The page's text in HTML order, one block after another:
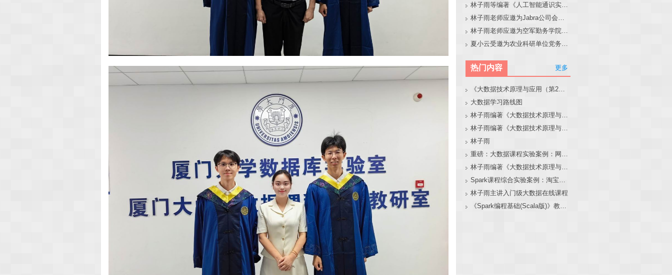
林子雨等编著《人工智能通识实践教程》教材官网
热门内容 更多
《大数据技术原理与应用（第2版）》教材官网
大数据学习路线图
林子雨编著《大数据技术原理与应用（第3版）》教材官网
林子雨编著《大数据技术原理与应用》教材配套大数据软件安装和编程实践指南
林子雨
林子雨编著《大数据技术原理与应用（第3版）》教材配套大数据软件安装和编程实践指南
林子雨主讲入门级大数据在线课程
《Spark编程基础(Scala版)》教材官网